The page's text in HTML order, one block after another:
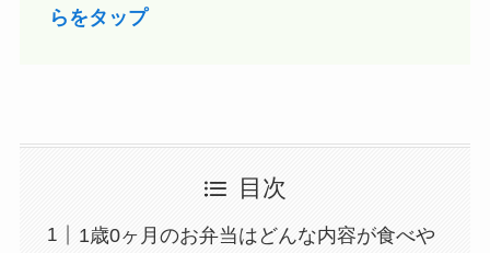
らをタップ
目次
1歳0ヶ月のお弁当はどんな内容が食べや